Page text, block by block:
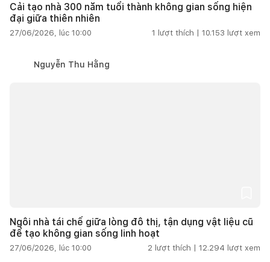
Cải tạo nhà 300 năm tuổi thành không gian sống hiện
đại giữa thiên nhiên
27/06/2026, lúc 10:00 1 lượt thích | 10.153 lượt xem
Nguyễn Thu Hằng
Ngôi nhà tái chế giữa lòng đô thị, tận dụng vật liệu cũ
để tạo không gian sống linh hoạt
27/06/2026, lúc 10:00 2 lượt thích | 12.294 lượt xem